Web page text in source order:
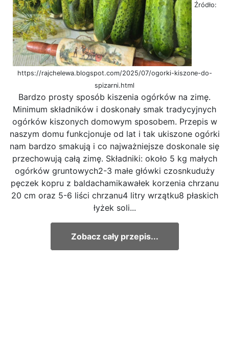
Źródło:
https://rajchelewa.blogspot.com/2025/07/ogorki-kiszone-do-
spizarni.html
Bardzo prosty sposób kiszenia ogórków na zimę.
Minimum składników i doskonały smak tradycyjnych
ogórków kiszonych domowym sposobem. Przepis w
naszym domu funkcjonuje od lat i tak ukiszone ogórki
nam bardzo smakują i co najważniejsze doskonale się
przechowują całą zimę. Składniki: około 5 kg małych
ogórków gruntowych2-3 małe główki czosnkuduży
pęczek kopru z baldachamikawałek korzenia chrzanu
20 cm oraz 5-6 liści chrzanu4 litry wrzątku8 płaskich
łyżek soli...
Zobacz cały przepis...